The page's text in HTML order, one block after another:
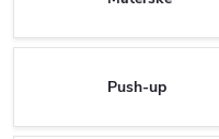
Push-up